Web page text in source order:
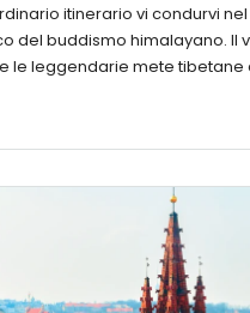
itinerario vi condurvi
del buddismo himalayano. Il
le leggendarie mete tibetane